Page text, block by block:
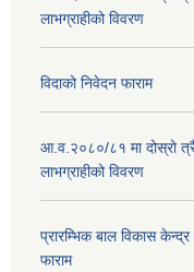
लाभग्राहीको विवरण
विदाको निवेदन फाराम
आ.व.२०८०/८१ मा दोस्रो
लाभग्राहीको विवरण
प्रारम्भिक बाल विकास
फाराम